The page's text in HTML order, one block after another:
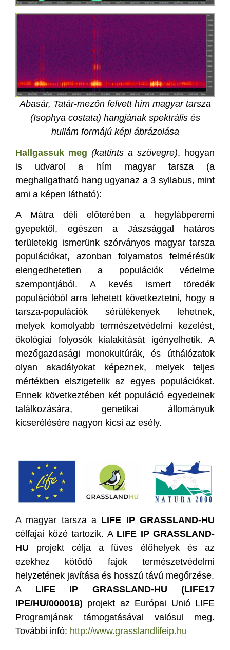
Abasár, Tatár-mezőn felvett hím magyar tarsza
(Isophya costata) hangjának spektrális és
hullám formájú képi ábrázolása
Hallgassuk meg (kattints a szövegre), hogyan
is udvarol a hím magyar tarsza (a
meghallgatható hang ugyanaz a 3 syllabus, mint
ami a képen látható):
A Mátra déli előterében a hegylábperemi
gyepektől, egészen a Jászsággal határos
területekig ismerünk szórványos magyar tarsza
populációkat, azonban folyamatos felmérésük
elengedhetetlen a populációk védelme
szempontjából. A kevés ismert töredék
populációból arra lehetett következtetni, hogy a
tarsza-populációk sérülékenyek lehetnek,
melyek komolyabb természetvédelmi kezelést,
ökológiai folyosók kialakítását igényelhetik. A
mezőgazdasági monokultúrák, és úthálózatok
olyan akadályokat képeznek, melyek teljes
mértékben elszigetelik az egyes populációkat.
Ennek következtében két populáció egyedeinek
találkozására, genetikai állományuk
kicserélésére nagyon kicsi az esély.
A magyar tarsza a LIFE IP GRASSLAND-HU
célfajai közé tartozik. A LIFE IP GRASSLAND-
HU projekt célja a füves élőhelyek és az
ezekhez kötődő fajok természetvédelmi
helyzetének javítása és hosszú távú megőrzése.
A LIFE IP GRASSLAND-HU (LIFE17
IPE/HU/000018) projekt az Európai Unió LIFE
Programjának támogatásával valósul meg.
További infó: http://www.grasslandlifeip.hu